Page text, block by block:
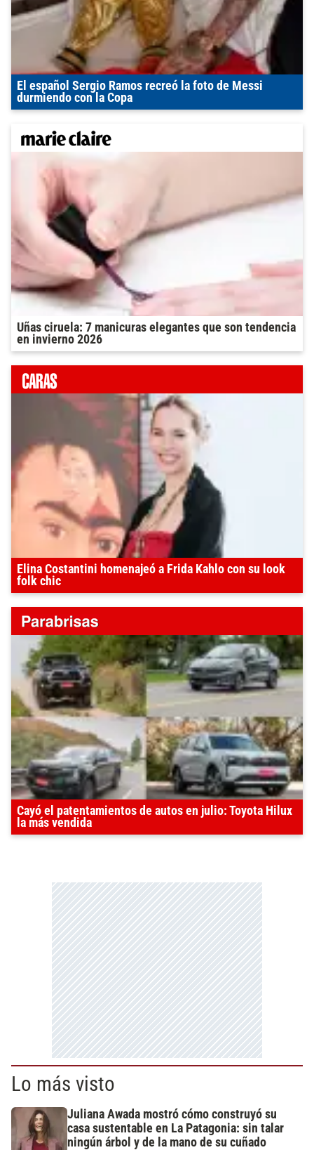
El español Sergio Ramos recreó la foto de Messi
durmiendo con la Copa
Uñas ciruela: 7 manicuras elegantes que son tendencia
en invierno 2026
Elina Costantini homenajeó a Frida Kahlo con su look
folk chic
Cayó el patentamientos de autos en julio: Toyota Hilux
la más vendida
Lo más visto
Juliana Awada mostró cómo construyó su
casa sustentable en La Patagonia: sin talar
ningún árbol y de la mano de su cuñado